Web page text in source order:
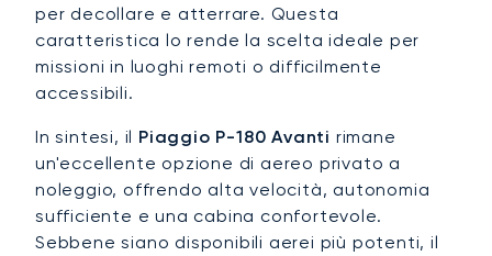
per decollare e atterrare. Questa
caratteristica lo rende la scelta ideale per
missioni in luoghi remoti o difficilmente
accessibili.
In sintesi, il Piaggio P-180 Avanti rimane
un'eccellente opzione di aereo privato a
noleggio, offrendo alta velocità, autonomia
sufficiente e una cabina confortevole.
Sebbene siano disponibili aerei più potenti, il